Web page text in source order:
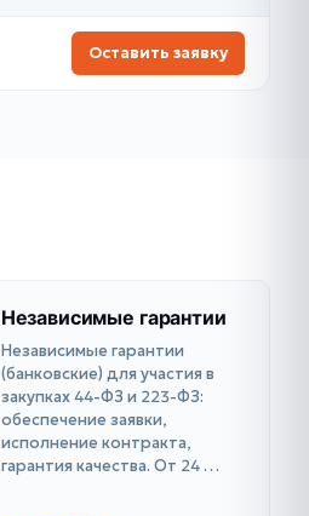
Оставить заявку
Независимые гарантии
Независимые гарантии
(банковские) для участия в
закупках 44-ФЗ и 223-ФЗ:
обеспечение заявки,
исполнение контракта,
гарантия качества. От 24 …